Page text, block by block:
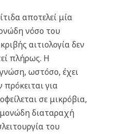
αποτελεί μία
νόσο του
αιτιολογία δεν
πλήρως. Η
ωστόσο, έχει
πρόκειται για
σε μικρόβια,
διαταραχή
του